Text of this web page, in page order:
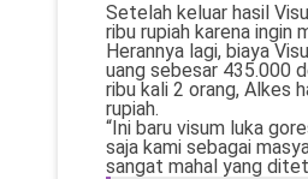
Setelah keluar hasil
ribu rupiah karena ingin
Herannya lagi, biaya
uang sebesar 435.000
ribu kali 2 orang, Alkes
rupiah.
“Ini baru visum luka
saja kami sebagai
sangat mahal yang